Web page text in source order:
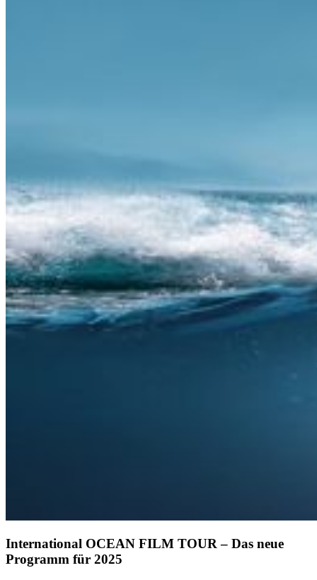
International OCEAN FILM TOUR – Das neue
Programm für 2025